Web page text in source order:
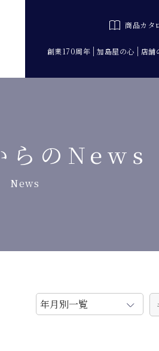
商品カタ
創業170周年 加島屋の心 店舗
らのNews
News